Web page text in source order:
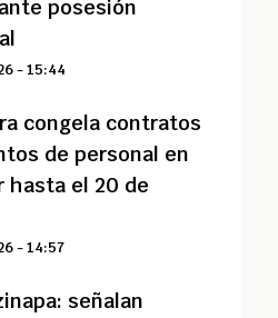
posesión
- 15:44
congela contratos
de personal en
hasta el 20 de
- 14:57
señalan